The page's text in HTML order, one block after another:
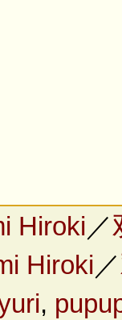
Hiroki／
Hiroki／
,